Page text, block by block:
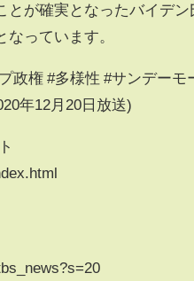
とが確実となったバイデ
なっています。
政権 #多様性 #サンデーモ
年12月20日放送)